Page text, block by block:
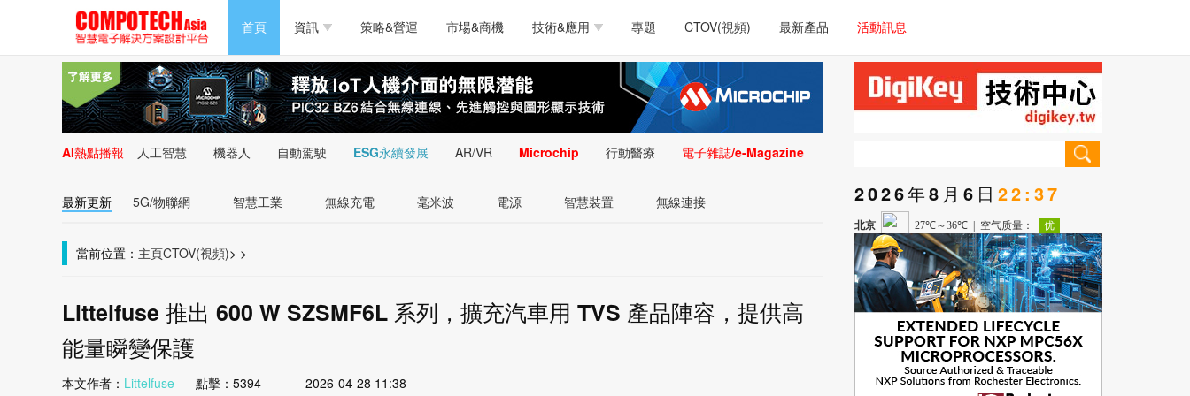
首頁 資訊
半導體/零組件 測試量測
PC/周邊 軟體/工具 醫療電子
新能源 人工智慧 安防監控
策略&營運 市場&商機 技術&應用
電源技術
醫療電子 通訊&網路
類比技術 LED/照明技術 微處理器/微控制器
嵌入技術 感測技術
專題 CTOV(視頻) 最新產品 活動訊息
PC/周邊 軟體/工具 醫療電子
新能源 人工智慧 安防監控
醫療電子 通訊&網路 介面技術
類比技術 LED/照明技術 微處理器/微控制器
嵌入技術 感測技術 量測儀器
智慧型視覺影像/監
控技術
AI熱點播報 人工智慧 機器人 自動駕駛 ESG永續發展 AR/VR Microchip 行動醫療 電子雜誌/e-Magazine
最新更新 5G/物聯網 智慧工業 無線充電 毫米波 電源 智慧裝置 無線連接
當前位置： 主頁 >
CTOV(視頻) >
Littelfuse 推出 600 W SZSMF6L 系列，擴充汽車用 TVS 產品陣容，提供高
能量瞬變保護
本文作者： Littelfuse點擊： 5394 2026-04-28 11:38
2026年8月6日 22:37